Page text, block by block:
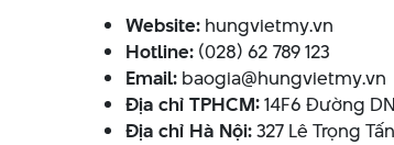
Website: hungvietmy.vn
Hotline: (028) 62 789 123
Email: baogia@hungvietmy.vn
Địa chỉ TPHCM:14F6 Đường
Địa chỉ Hà Nội:327 Lê Trọng